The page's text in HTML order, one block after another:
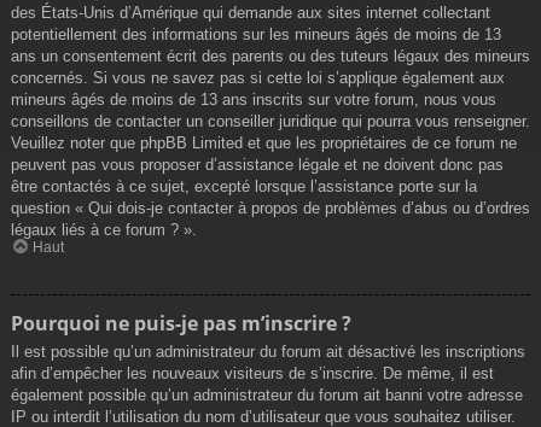
des États-Unis d’Amérique qui demande aux sites internet collectant
potentiellement des informations sur les mineurs âgés de moins de 13
ans un consentement écrit des parents ou des tuteurs légaux des mineurs
concernés. Si vous ne savez pas si cette loi s’applique également aux
mineurs âgés de moins de 13 ans inscrits sur votre forum, nous vous
conseillons de contacter un conseiller juridique qui pourra vous renseigner.
Veuillez noter que phpBB Limited et que les propriétaires de ce forum ne
peuvent pas vous proposer d’assistance légale et ne doivent donc pas
être contactés à ce sujet, excepté lorsque l’assistance porte sur la
question « Qui dois-je contacter à propos de problèmes d’abus ou d’ordres
légaux liés à ce forum ? ».
Haut
Pourquoi ne puis-je pas m’inscrire ?
Il est possible qu’un administrateur du forum ait désactivé les inscriptions
afin d’empêcher les nouveaux visiteurs de s’inscrire. De même, il est
également possible qu’un administrateur du forum ait banni votre adresse
IP ou interdit l’utilisation du nom d’utilisateur que vous souhaitez utiliser.